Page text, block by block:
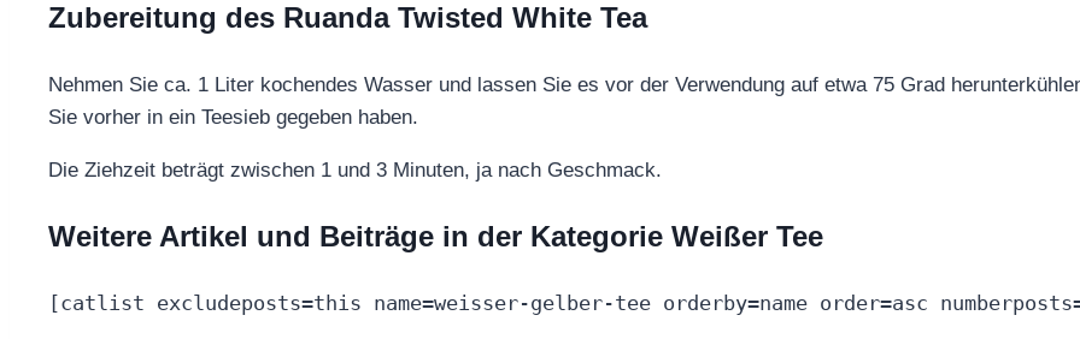
Zubereitung des Ruanda Twisted White Tea
Nehmen Sie ca. 1 Liter kochendes Wasser und lassen Sie es vor der Verwendung auf etwa 75 Grad
Sie vorher in ein Teesieb gegeben haben.
Die Ziehzeit beträgt zwischen 1 und 3 Minuten, ja nach Geschmack.
Weitere Artikel und Beiträge in der Kategorie Weißer Tee
[catlist excludeposts=this name=weisser-gelber-tee orderby=name order=asc